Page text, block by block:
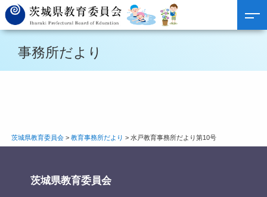
事務所だより
茨城県教育委員会> 教育事務所だより > 水戸教育事務所だより第10号
茨城県教育委員会